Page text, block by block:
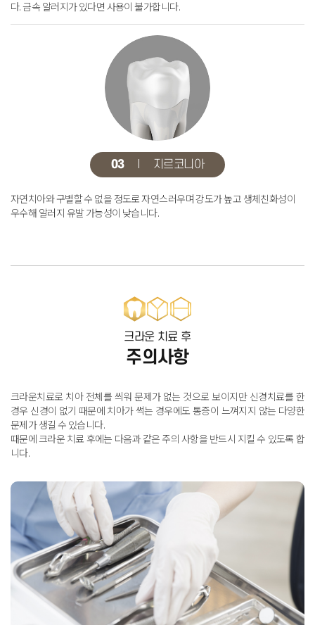
다. 금속 알러지가 있다면 사용이 불가합니다.
03 지르코니아
자연치아와 구별할 수 없을 정도로 자연스러우며강도가 높고 생체친화성이
우수해 알러지 유발 가능성이 낮습니다.
크라운 치료 후
주의사항
크라운치료로 치아 전체를 씌워 문제가 없는 것으로 보이지만 신경치료를 한
경우 신경이 없기 때문에 치아가 썩는 경우에도 통증이 느껴지지 않는 다양한
문제가 생길 수 있습니다.
때문에 크라운 치료 후에는 다음과 같은 주의 사항을 반드시 지킬 수 있도록 합
니다.